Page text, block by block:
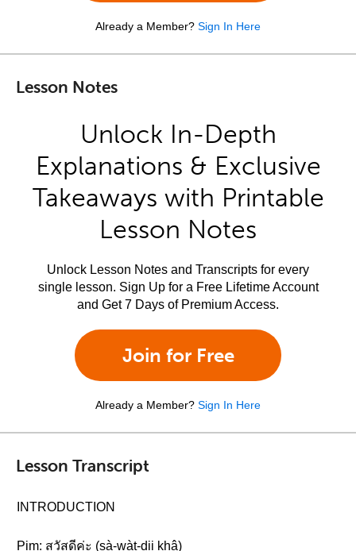
Already a Member? Sign In Here
Lesson Notes
Unlock In-Depth
Explanations & Exclusive
Takeaways with Printable
Lesson Notes
Unlock Lesson Notes and Transcripts for every
single lesson. Sign Up for a Free Lifetime Account
and Get 7 Days of Premium Access.
Join for Free
Already a Member? Sign In Here
Lesson Transcript
INTRODUCTION
Pim: สวัสดีค่ะ (sà-wàt-dii khâ)